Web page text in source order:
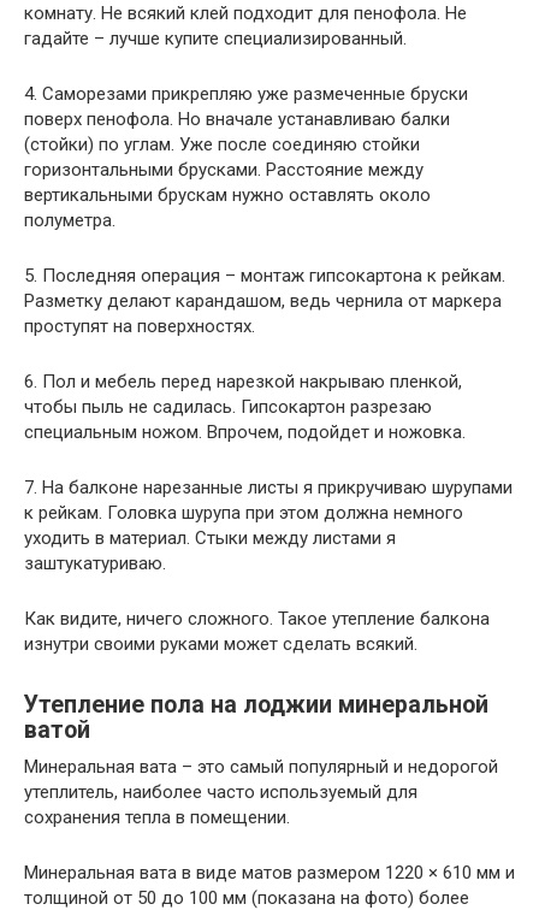
комнату. Не всякий клей подходит для пенофола. Не
гадайте – лучше купите специализированный.
4. Саморезами прикрепляю уже размеченные бруски
поверх пенофола. Но вначале устанавливаю балки
(стойки) по углам. Уже после соединяю стойки
горизонтальными брусками. Расстояние между
вертикальными брускам нужно оставлять около
полуметра.
5. Последняя операция – монтаж гипсокартона к рейкам.
Разметку делают карандашом, ведь чернила от маркера
проступят на поверхностях.
6. Пол и мебель перед нарезкой накрываю пленкой,
чтобы пыль не садилась. Гипсокартон разрезаю
специальным ножом. Впрочем, подойдет и ножовка.
7. На балконе нарезанные листы я прикручиваю шурупами
к рейкам. Головка шурупа при этом должна немного
уходить в материал. Стыки между листами я
заштукатуриваю.
Как видите, ничего сложного. Такое утепление балкона
изнутри своими руками может сделать всякий.
Утепление пола на лоджии минеральной
ватой
Минеральная вата – это самый популярный и недорогой
утеплитель, наиболее часто используемый для
сохранения тепла в помещении.
Минеральная вата в виде матов размером 1220 × 610 мм и
толщиной от 50 до 100 мм (показана на фото) более